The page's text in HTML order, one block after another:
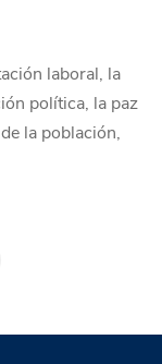
laboral, la
política, la paz
la población,